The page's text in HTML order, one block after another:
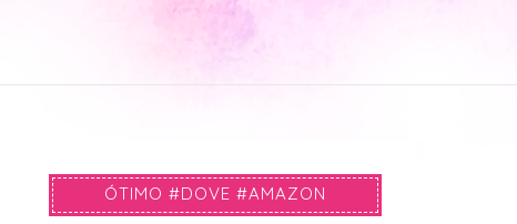
ÓTIMO #DOVE #AMAZON